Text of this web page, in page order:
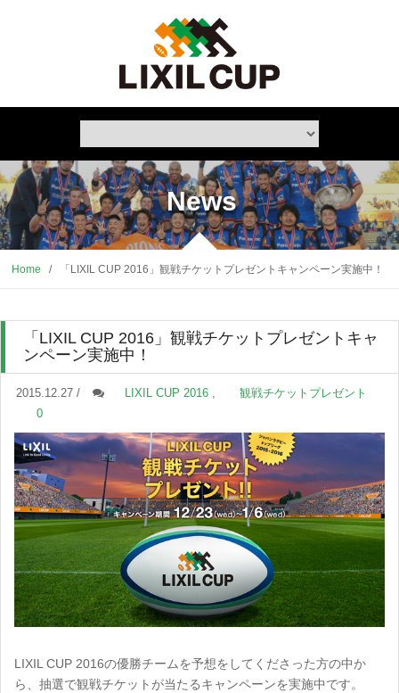
News
Home / 「LIXIL CUP 2016」観戦チケットプレゼントキャンペーン実施中！
「LIXIL CUP 2016」観戦チケットプレゼントキャ
ンペーン実施中！
2015.12.27 / LIXIL CUP 2016 ,
観戦チケットプレゼント
0
LIXIL CUP 2016の優勝チームを予想をしてくださった方の中か
ら、抽選で観戦チケットが当たるキャンペーンを実施中です。